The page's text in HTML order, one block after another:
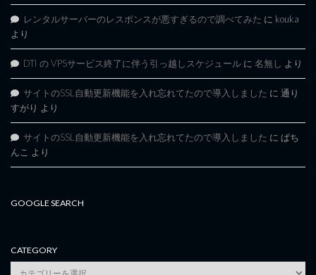
レンタルサーバーのレスポンスが悪すぎるので調べてみた に kouka
より
DTI の VPSサービス終了に伴う引っ越しスケジュール に 名無し より
サイトのSSL自動更新機能を入れ忘れてたので導入しました に 通り
すがり より
サイトのSSL自動更新機能を入れ忘れてたので導入しました に ぱち
んこ より
GOOGLE SEARCH
CATEGORY
category